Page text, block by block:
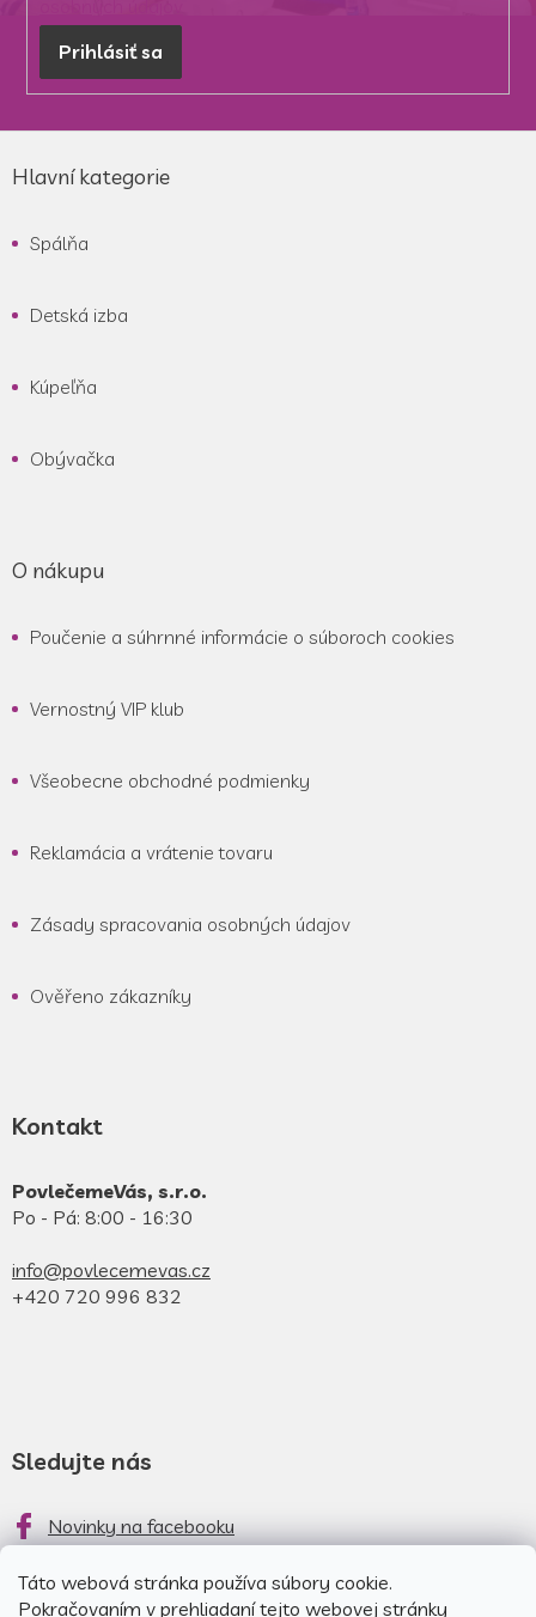
Táto webová stránka používa súbory cookie.
Pokračovaním v prehliadaní tejto webovej stránky
Prihlásiť sa
Hlavní kategorie
Spálňa
Detská izba
Kúpeľňa
Obývačka
O nákupu
Poučenie a súhrnné informácie o súboroch cookies
Vernostný VIP klub
Všeobecne obchodné podmienky
Reklamácia a vrátenie tovaru
Zásady spracovania osobných údajov
Ověřeno zákazníky
Kontakt
PovlečemeVás, s.r.o.
Po - Pá: 8:00 - 16:30
info@povlecemevas.cz
+420 720 996 832
Sledujte nás
Novinky na facebooku
Novinky na instagrame